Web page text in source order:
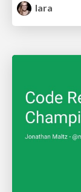
lara